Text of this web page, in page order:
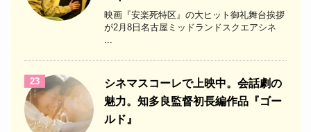
映画『安楽死特区』の大ヒット御礼舞台挨拶
が2月8日名古屋ミッドランドスクエアシネ
...
23
シネマスコーレで上映中。会話劇の
魅力。知多良監督初長編作品『ゴー
ルド』